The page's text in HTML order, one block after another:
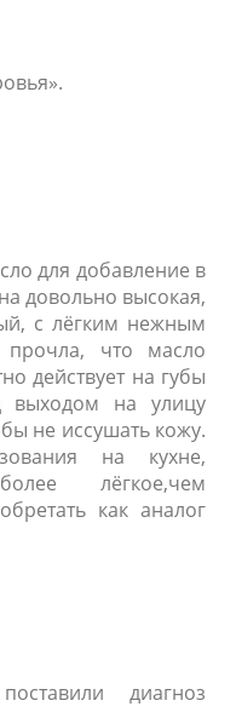
для добавление в
довольно высокая,
с лёгким нежным
что масло
действует на губы
выходом на улицу
не иссушать кожу.
на кухне,
лёгкое,чем
как аналог
диагноз